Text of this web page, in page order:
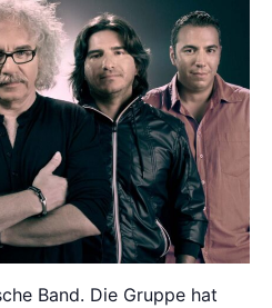
Band. Die Gruppe hat